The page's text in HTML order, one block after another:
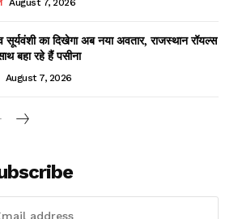
सूर्यवंशी का दिखेगा अब नया अवतार, राजस्थान रॉयल्स
बहा रहे हैं पसीना
August 7, 2026